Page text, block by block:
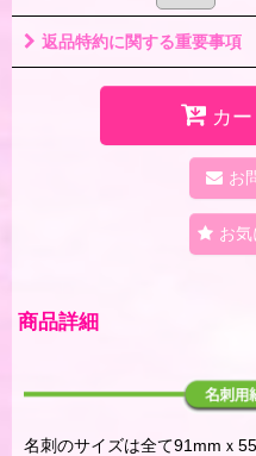
返品特約に関する重要事項
カ
お
お
商品詳細
名刺のサイズは全て91mmｘ